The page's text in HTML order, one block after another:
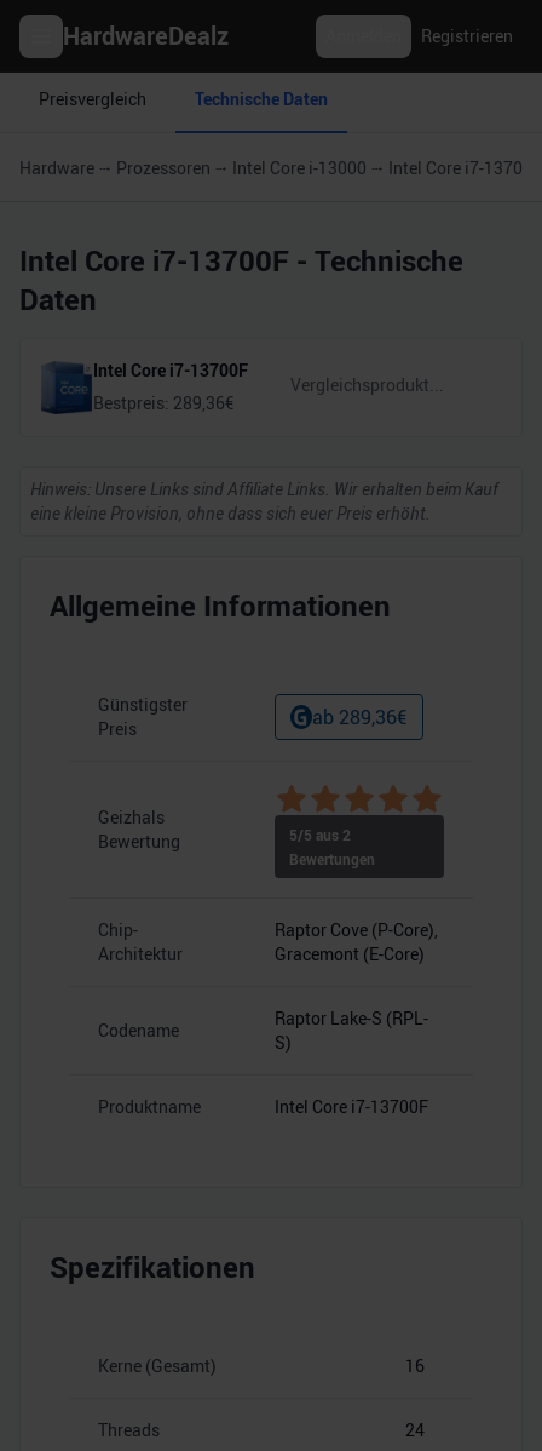
HardwareDealz Registrieren
Preisvergleich Technische Daten
Hardware Prozessoren Intel Core i-13000 Intel Core i7-13700F
Intel Core i7-13700F - Technische
Daten
Intel Core i7-13700F
Bestpreis: 289,36€
Hinweis: Unsere Links sind Affiliate Links. Wir erhalten beim Kauf
eine kleine Provision, ohne dass sich euer Preis erhöht.
Allgemeine Informationen
Günstigster
Preis
ab 289,36€
Geizhals
Bewertung
5/5 aus 2
Bewertungen
Chip-
Architektur
Raptor Cove (P-Core),
Gracemont (E-Core)
Codename
Raptor Lake-S (RPL-
S)
Produktname Intel Core i7-13700F
Spezifikationen
Kerne (Gesamt) 16
Threads 24